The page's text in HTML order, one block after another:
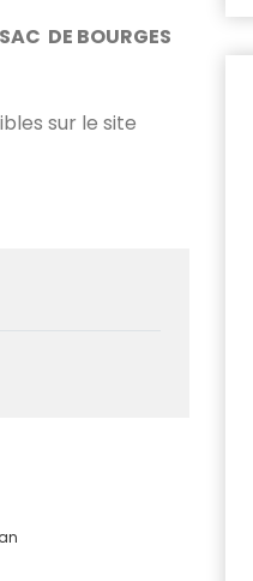
DE BOURGES
sur le site